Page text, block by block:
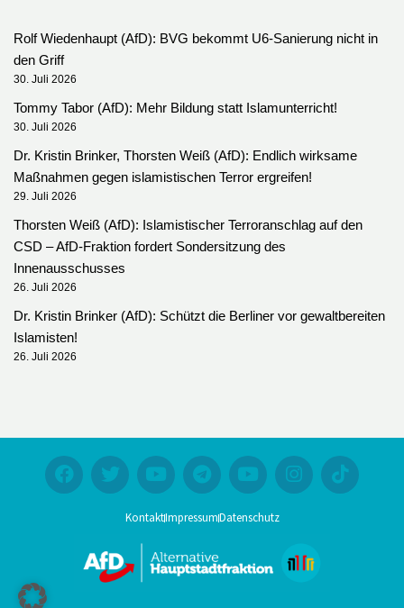
Rolf Wiedenhaupt (AfD): BVG bekommt U6-Sanierung nicht in
den Griff
30. Juli 2026
Tommy Tabor (AfD): Mehr Bildung statt Islamunterricht!
30. Juli 2026
Dr. Kristin Brinker, Thorsten Weiß (AfD): Endlich wirksame
Maßnahmen gegen islamistischen Terror ergreifen!
29. Juli 2026
Thorsten Weiß (AfD): Islamistischer Terroranschlag auf den
CSD – AfD-Fraktion fordert Sondersitzung des
Innenausschusses
26. Juli 2026
Dr. Kristin Brinker (AfD): Schützt die Berliner vor gewaltbereiten
Islamisten!
26. Juli 2026
KontaktImpressumDatenschutz